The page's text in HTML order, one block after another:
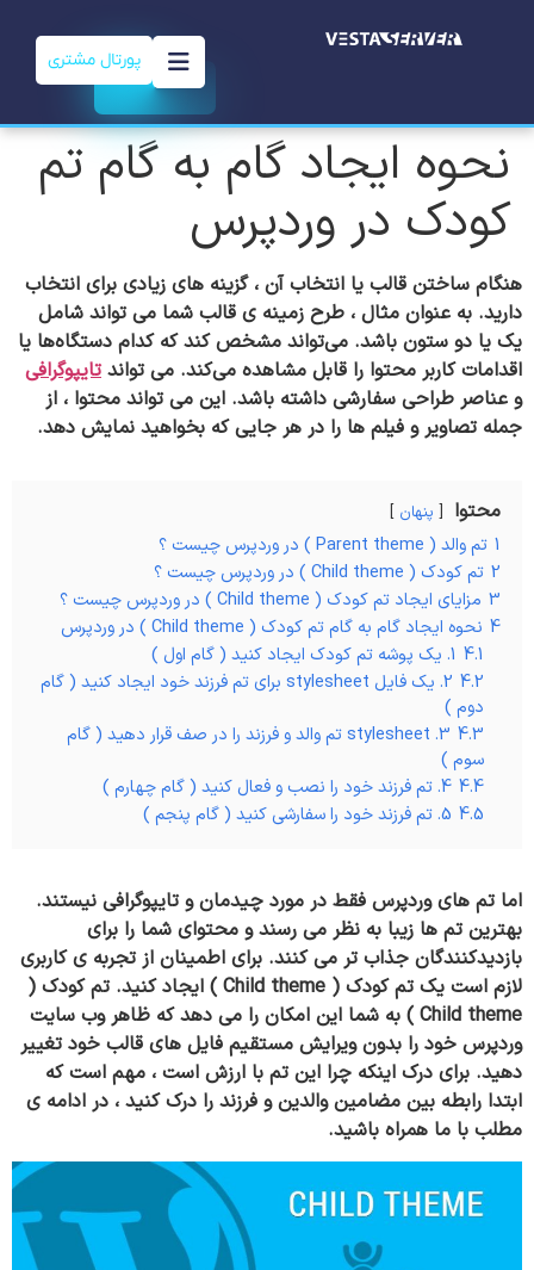
پورتال مشتری
نحوه ایجاد گام به گام تم
کودک در وردپرس
هنگام ساختن قالب یا انتخاب آن ، گزینه های زیادی برای انتخاب
دارید. به عنوان مثال ، طرح زمینه ی قالب شما می تواند شامل
یک یا دو ستون باشد. می‌تواند مشخص کند که کدام دستگاه‌ها یا
اقدامات کاربر محتوا را قابل مشاهده می‌کند. می تواندتایپوگرافی
و عناصر طراحی سفارشی داشته باشد. این می تواند محتوا ، از
جمله تصاویر و فیلم ها را در هر جایی که بخواهید نمایش دهد.
محتوا پنهان
1 تم والد ( Parent theme ) در وردپرس چیست ؟
2 تم کودک ( Child theme ) در وردپرس چیست ؟
3 مزایای ایجاد تم کودک ( Child theme ) در وردپرس چیست ؟
4 نحوه ایجاد گام به گام تم کودک ( Child theme ) در وردپرس
4.1 1. یک پوشه تم کودک ایجاد کنید ( گام اول )
4.2
2. یک فایل stylesheet برای تم فرزند خود ایجاد کنید ( گام
دوم )
4.3
3. stylesheet تم والد و فرزند را در صف قرار دهید ( گام
سوم )
4.4 4. تم فرزند خود را نصب و فعال کنید ( گام چهارم )
4.5 5. تم فرزند خود را سفارشی کنید ( گام پنجم )
اما تم های وردپرس فقط در مورد چیدمان و تایپوگرافی نیستند.
بهترین تم ها زیبا به نظر می رسند و محتوای شما را برای
بازدیدکنندگان جذاب تر می کنند. برای اطمینان از تجربه ی کاربری
لازم است یک تم کودک ( Child theme ) ایجاد کنید. تم کودک (
Child theme ) به شما این امکان را می دهد که ظاهر وب سایت
وردپرس خود را بدون ویرایش مستقیم فایل های قالب خود تغییر
دهید. برای درک اینکه چرا این تم با ارزش است ، مهم است که
ابتدا رابطه بین مضامین والدین و فرزند را درک کنید ، در ادامه ی
مطلب با ما همراه باشید.